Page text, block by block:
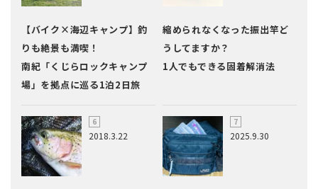
【バイク×海辺キャンプ】釣
りも絶景も満喫！
南紀「くじらロックキャンプ
場」を拠点に巡る1泊2日旅
縮められなくなった振出竿ど
うしてますか？
1人でもできる固着解消法
2018.3.22 2025.9.30